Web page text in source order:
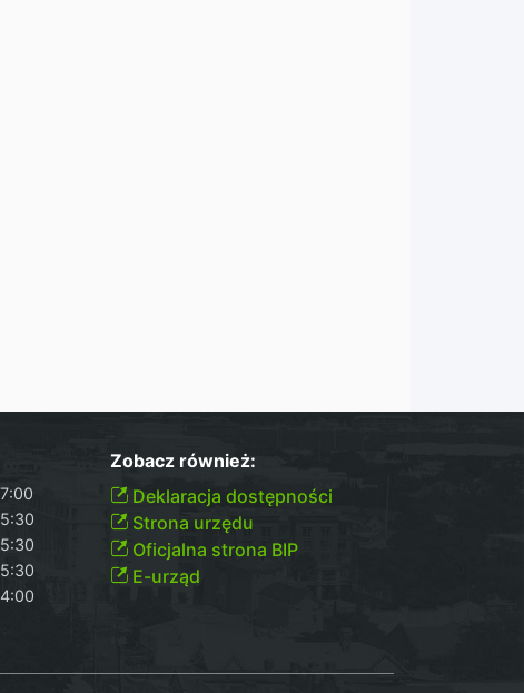
Zobacz również:
Deklaracja dostępności
Strona urzędu
Oficjalna strona BIP
E-urząd